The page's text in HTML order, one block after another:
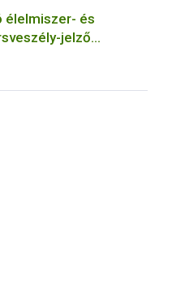
élelmiszer- és
jelző